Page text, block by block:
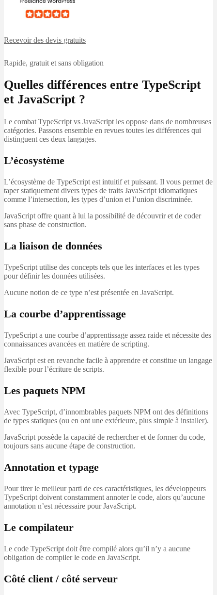
Recevoir des devis gratuits
Rapide, gratuit et sans obligation
Quelles différences entre TypeScript
et JavaScript ?
Le combat TypeScript vs JavaScript les oppose dans de nombreuses
catégories. Passons ensemble en revues toutes les différences qui
distinguent ces deux langages.
L’écosystème
L’écosystème de TypeScript est intuitif et puissant. Il vous permet de
taper statiquement divers types de traits JavaScript idiomatiques
comme l’intersection, les types d’union et l’union discriminée.
JavaScript offre quant à lui la possibilité de découvrir et de coder
sans phase de construction.
La liaison de données
TypeScript utilise des concepts tels que les interfaces et les types
pour définir les données utilisées.
Aucune notion de ce type n’est présentée en JavaScript.
La courbe d’apprentissage
TypeScript a une courbe d’apprentissage assez raide et nécessite des
connaissances avancées en matière de scripting.
JavaScript est en revanche facile à apprendre et constitue un langage
flexible pour l’écriture de scripts.
Les paquets NPM
Avec TypeScript, d’innombrables paquets NPM ont des définitions
de types statiques (ou en ont une extérieure, plus simple à installer).
JavaScript possède la capacité de rechercher et de former du code,
toujours sans aucune étape de construction.
Annotation et typage
Pour tirer le meilleur parti de ces caractéristiques, les développeurs
TypeScript doivent constamment annoter le code, alors qu’aucune
annotation n’est nécessaire pour JavaScript.
Le compilateur
Le code TypeScript doit être compilé alors qu’il n’y a aucune
obligation de compiler le code en JavaScript.
Côté client / côté serveur